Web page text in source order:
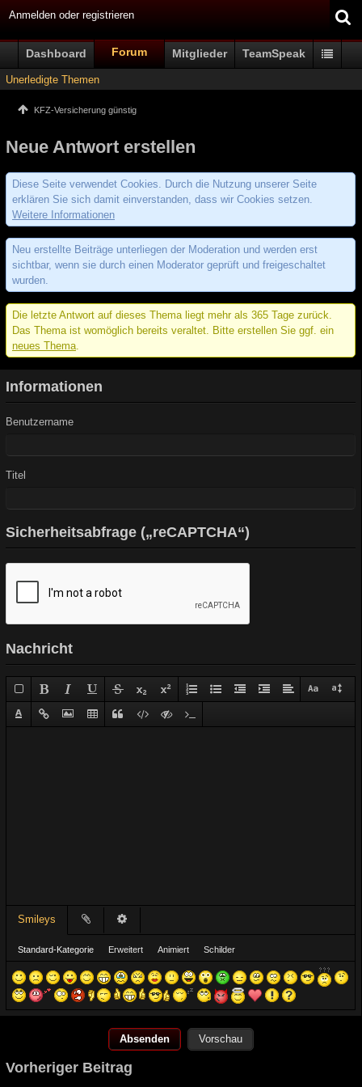
Anmelden oder registrieren
Dashboard Forum Mitglieder TeamSpeak
Unerledigte Themen
KFZ-Versicherung günstig
Neue Antwort erstellen
Diese Seite verwendet Cookies. Durch die Nutzung unserer Seite
erklären Sie sich damit einverstanden, dass wir Cookies setzen.
Weitere Informationen
Neu erstellte Beiträge unterliegen der Moderation und werden erst
sichtbar, wenn sie durch einen Moderator geprüft und freigeschaltet
wurden.
Die letzte Antwort auf dieses Thema liegt mehr als 365 Tage zurück.
Das Thema ist womöglich bereits veraltet. Bitte erstellen Sie ggf. ein
neues Thema.
Informationen
Benutzername
Titel
Sicherheitsabfrage („reCAPTCHA“)
Nachricht
Smileys
Standard-Kategorie Erweitert Animiert Schilder
Vorschau
Vorheriger Beitrag